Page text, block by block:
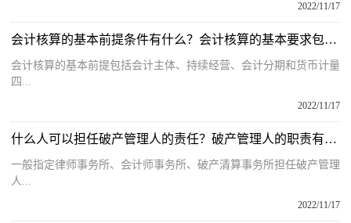
2022/11/17
会计核算的基本前提条件有什么？会计核算的基本要求包括哪些内容？
会计核算的基本前提包括会计主体、持续经营、会计分期和货币计量
四...
2022/11/17
什么人可以担任破产管理人的责任？破产管理人的职责有哪些方面？
一般指定律师事务所、会计师事务所、破产清算事务所担任破产管理
人...
2022/11/17